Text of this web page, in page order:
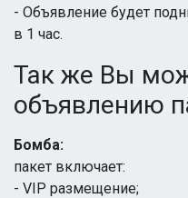
- Объявление будет
в 1 час.
Так же Вы
объявлению
Бомба:
пакет включает:
- VIP размещение;